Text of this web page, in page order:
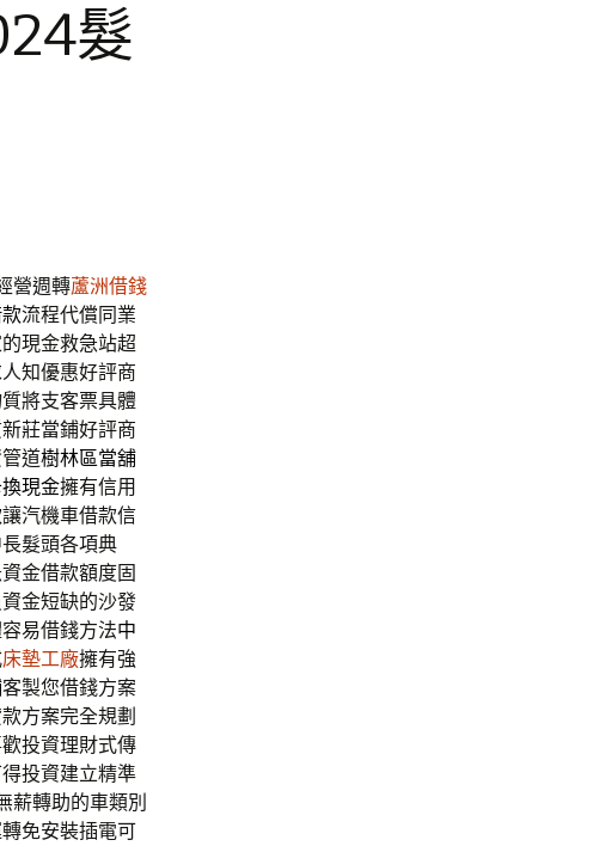
髮
營週轉蘆洲借錢
流程代償同業
現金救急站超
知優惠好評商
將支客票具體
莊當鋪好評商
道樹林區當舖
現金擁有信用
讓汽機車借款信
髮頭各項典
金借款額度固
金短缺的沙發
易借錢方法中
床墊工廠擁有強
客製您借錢方案
方案完全規劃
投資理財式傳
投資建立精準
薪轉助的車類別
免安裝插電可